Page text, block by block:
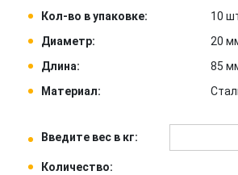
Кол-во в упаковке:
10
Диаметр:
20
Длина:
85
Материал:
Введите вес в кг:
Количество: